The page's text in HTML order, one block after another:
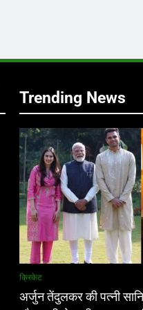
Trending News
क्रिकेट
अर्जुन तेंदुलकर की पत्नी